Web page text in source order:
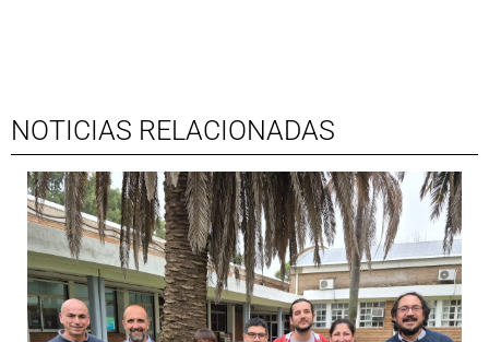
NOTICIAS RELACIONADAS